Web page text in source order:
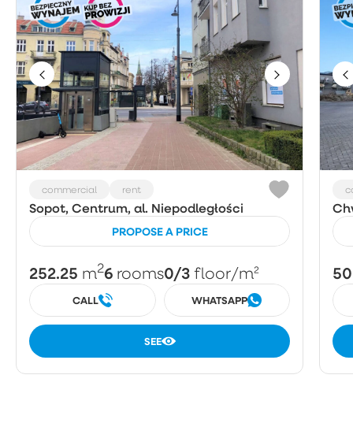
commercial rent
Sopot, Centrum, al. Niepodległości
PROPOSE A PRICE
252.25 m26 rooms0/3 floor/m²
CALL WHATSAPP
SEE